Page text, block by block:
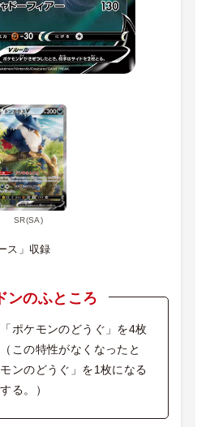
SR(SA)
ス」収録
のふところ
ポケモンのどうぐ」を4枚
この特性がなくなったと
ンのどうぐ」を1枚になる
る。）